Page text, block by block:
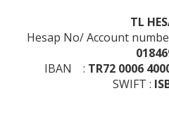
TL
Hesap No/ Account
IBAN : TR72 0006
SWIFT :